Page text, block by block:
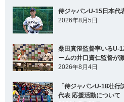
侍ジャパンU-15日本代
2026年8月5日
桑田真澄監督率いるU-
ームの井口資仁監督が
2026年8月4日
「侍ジャパンU-18壮
代表 応援活動について